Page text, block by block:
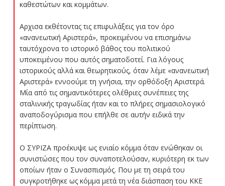
καθεστώτων και κομμάτων.
Αρχισα εκθέτοντας τις επιφυλάξεις για τον όρο
«ανανεωτική Αριστερά», προκειμένου να επισημάνω
ταυτόχρονα το ιστορικό βάθος του πολιτικού
υποκειμένου που αυτός σηματοδοτεί. Για λόγους
ιστορικούς αλλά και θεωρητικούς, όταν λέμε «ανανεωτική
Αριστερά» εννοούμε τη γνήσια, την ορθόδοξη Αριστερά.
Μία από τις σημαντικότερες ολέθριες συνέπειες της
σταλινικής τραγωδίας ήταν και το πλήρες σημασιολογικό
αναποδογύρισμα που επήλθε σε αυτήν ειδικά την
περίπτωση.
Ο ΣΥΡΙΖΑ προέκυψε ως ενιαίο κόμμα όταν ενώθηκαν οι
συνιστώσες που τον συναποτελούσαν, κυριότερη εκ των
οποίων ήταν ο Συνασπισμός. Που με τη σειρά του
συγκροτήθηκε ως κόμμα μετά τη νέα διάσπαση του ΚΚΕ